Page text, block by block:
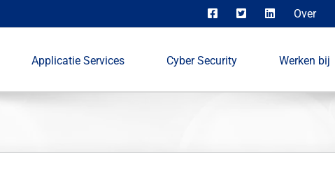
Over
Applicatie Services Cyber Security Werken bij